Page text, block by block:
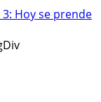
Hoy se prende